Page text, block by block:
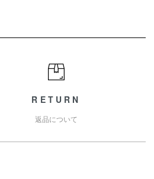
RETURN
返品について